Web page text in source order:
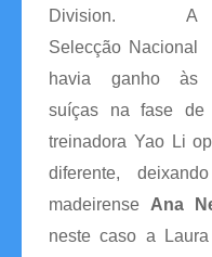
Division. A
Selecção Nacional
havia ganho às
suíças na fase de
treinadora Yao Li
diferente,
madeirense Ana
neste caso a